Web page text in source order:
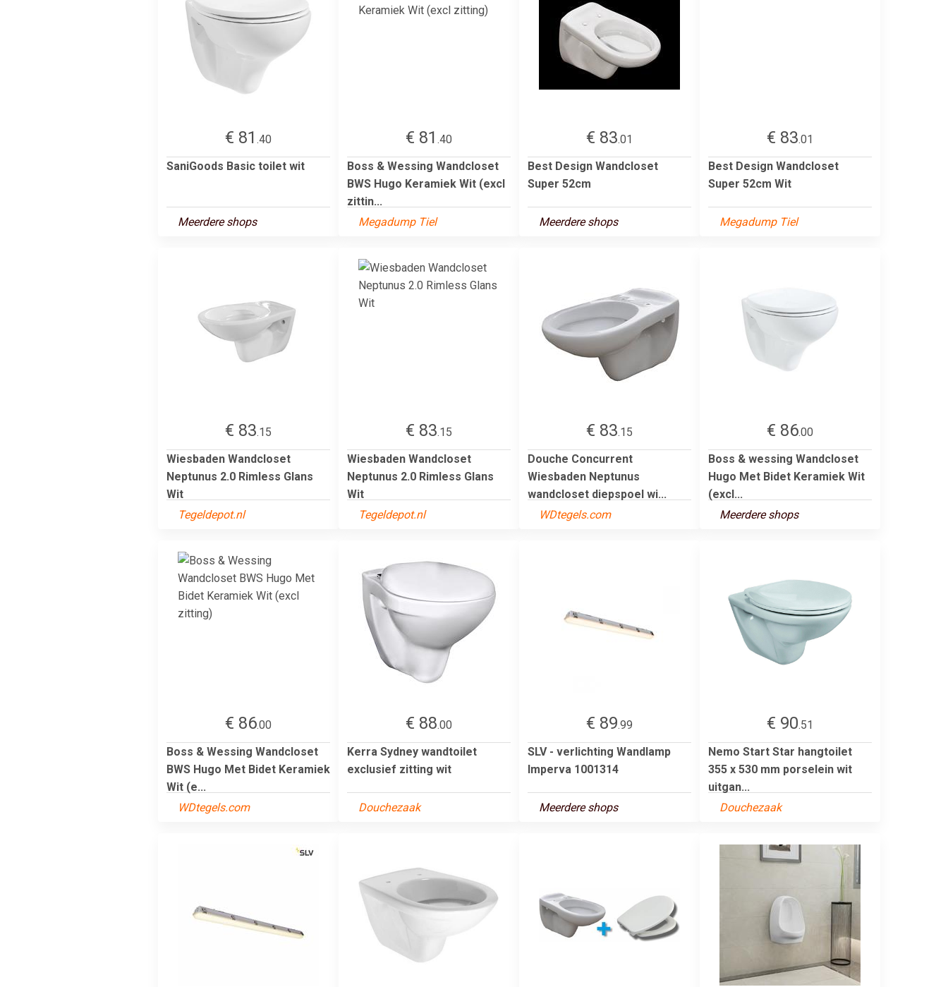
€ 81 .40
SaniGoods Basic toilet wit
Meerdere shops
€ 81 .40
Boss & Wessing Wandcloset
BWS Hugo Keramiek Wit (excl
zittin...
Megadump Tiel
€ 83.01
Best Design Wandcloset
Super 52cm
Meerdere shops
€ 83.01
Best Design Wandcloset
Super 52cm Wit
Megadump Tiel
€ 83.15
Wiesbaden Wandcloset
Neptunus 2.0 Rimless Glans
Wit
Tegeldepot.nl
€ 83.15
Wiesbaden Wandcloset
Neptunus 2.0 Rimless Glans
Wit
Tegeldepot.nl
€ 83.15
Douche Concurrent
Wiesbaden Neptunus
wandcloset diepspoel wi...
WDtegels.com
€ 86.00
Boss & wessing Wandcloset
Hugo Met Bidet Keramiek Wit
(excl...
Meerdere shops
€ 86.00
Boss & Wessing Wandcloset
BWS Hugo Met Bidet Keramiek
Wit (e...
WDtegels.com
€ 88.00
Kerra Sydney wandtoilet
exclusief zitting wit
Douchezaak
€ 89.99
SLV - verlichting Wandlamp
Imperva 1001314
Meerdere shops
€ 90.51
Nemo Start Star hangtoilet
355 x 530 mm porselein wit
uitgan...
Douchezaak